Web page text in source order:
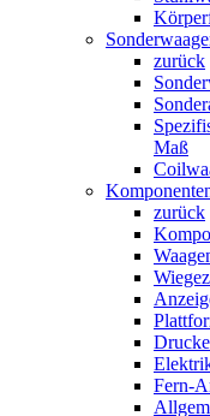
zurück
Maß
zurück
Fern-